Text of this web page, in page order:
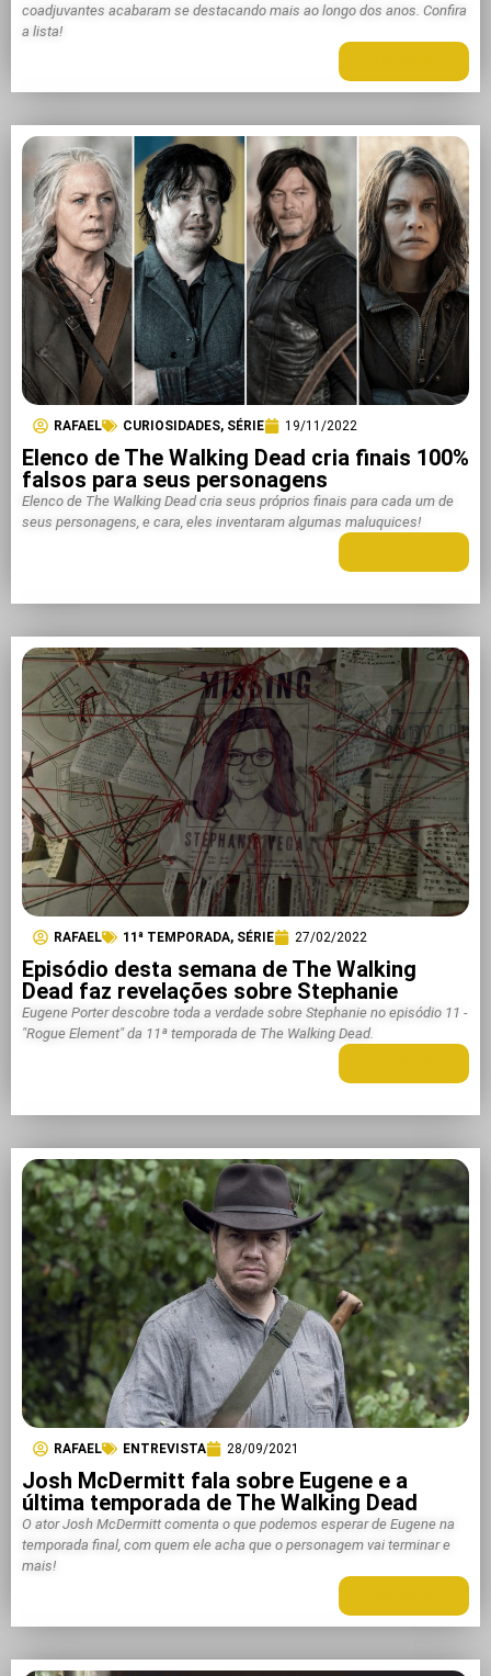
coadjuvantes acabaram se destacando mais ao longo dos anos. Confira
a lista!
RAFAEL CURIOSIDADES, SÉRIE 19/11/2022
Elenco de The Walking Dead cria finais 100%
falsos para seus personagens
Elenco de The Walking Dead cria seus próprios finais para cada um de
seus personagens, e cara, eles inventaram algumas maluquices!
RAFAEL 11ª TEMPORADA, SÉRIE 27/02/2022
Episódio desta semana de The Walking
Dead faz revelações sobre Stephanie
Eugene Porter descobre toda a verdade sobre Stephanie no episódio 11 -
"Rogue Element" da 11ª temporada de The Walking Dead.
RAFAEL ENTREVISTA 28/09/2021
Josh McDermitt fala sobre Eugene e a
última temporada de The Walking Dead
O ator Josh McDermitt comenta o que podemos esperar de Eugene na
temporada final, com quem ele acha que o personagem vai terminar e
mais!